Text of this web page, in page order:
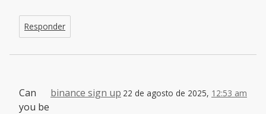
Responder
binance sign up 22 de agosto de 2025, 12:53 am
Can
you be